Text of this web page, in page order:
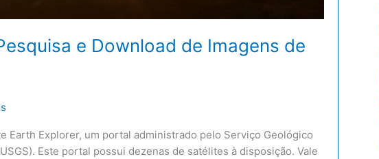
e Download de Imagens de
Earth Explorer, um portal administrado pelo Serviço Geológico
Este portal possui dezenas de satélites à disposição. Vale